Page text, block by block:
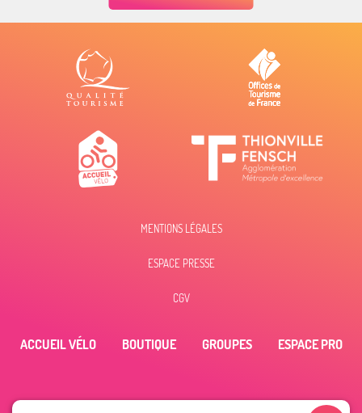
MENTIONS LÉGALES
ESPACE PRESSE
CGV
ACCUEIL VÉLO BOUTIQUE GROUPES ESPACE PRO